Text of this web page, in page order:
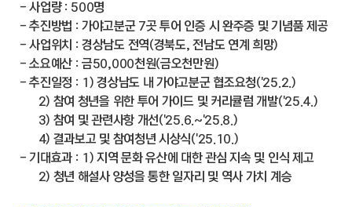
- 사업량 : 500명
- 추진방법 : 가야고분군 7곳 투어 인증 시 완주증 및 기념품 제공
- 사업위치 : 경상남도 전역(경북도, 전남도 연계 희망)
- 소요예산 : 금50,000천원(금오천만원)
- 추진일정 : 1) 경상남도 내 가야고분군 협조요청('25.2.)
2) 참여 청년을 위한 투어 가이드 및 커리큘럼 개발('25.4.)
3) 참여 및 관련사항 개선('25.6.~'25.8.)
4) 결과보고 및 참여청년 시상식('25.10.)
- 기대효과 : 1) 지역 문화 유산에 대한 관심 지속 및 인식 제고
2) 청년 해설사 양성을 통한 일자리 및 역사 가치 계승